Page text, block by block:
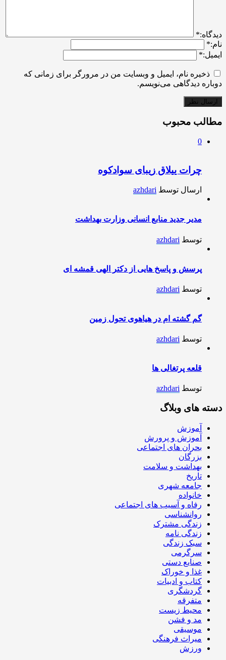
ديدگاه:*
نام:*
ایمیل:*
ذخیره نام، ایمیل و وبسایت من در مرورگر برای زمانی که
دوباره دیدگاهی می‌نویسم.
مطالب محبوب
0
چرات ییلاق زیبای سوادکوه
ارسال توسط azhdari
مدیر جدید منابع انسانی وزارت بهداشت
توسط azhdari
پرسش و پاسخ هایی از دکتر الهی قمشه ای
توسط azhdari
گم گشته ام در هیاهوی تحول زمین
توسط azhdari
قلعه پرتغالی ها
توسط azhdari
دسته های وبلاگ
آموزش
آموزش و پرورش
بحران های اجتماعی
بزرگان
بهداشت و سلامت
تاریخ
جامعه شهری
خانواده
رفاه و آسیب های اجتماعی
روانشناسی
زندگی مشترک
زندگی نامه
سبک زندگی
سرگرمی
صنایع دستی
غذا و خوراک
کتاب و ادبیات
گردشگری
متفرقه
محیط زیست
مد و فشن
موسیقی
میراث فرهنگی
ورزش